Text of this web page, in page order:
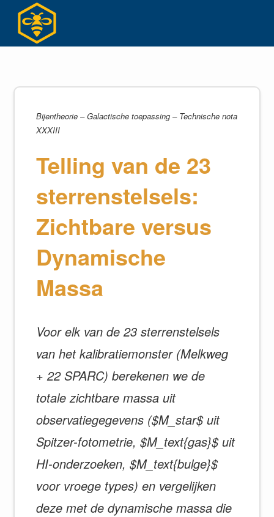
inhoud
Bijentheorie – Galactische toepassing – Technische nota
XXXIII
Telling van de 23
sterrenstelsels:
Zichtbare versus
Dynamische
Massa
Voor elk van de 23 sterrenstelsels
van het kalibratiemonster (Melkweg
+ 22 SPARC) berekenen we de
totale zichtbare massa uit
observatiegegevens ($M_star$ uit
Spitzer-fotometrie, $M_text{gas}$ uit
HI-onderzoeken, $M_text{bulge}$
voor vroege types) en vergelijken
deze met de dynamische massa die